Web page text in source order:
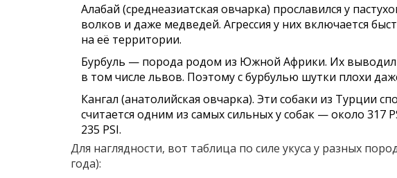
Алабай (среднеазиатская овчарка) прославился у
волков и даже медведей. Агрессия у них включается
на её территории.
Бурбуль — порода родом из Южной Африки. Их
в том числе львов. Поэтому с бурбулью шутки плохи
Кангал (анатолийская овчарка). Эти собаки из Турции
считается одним из самых сильных у собак — около 317
235 PSI.
Для наглядности, вот таблица по силе укуса у разных
года):